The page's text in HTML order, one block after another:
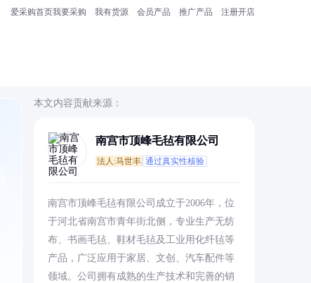
爱采购首页我要采购 我有货源 会员产品 推广产品 注册开店
本文内容贡献来源：
南宫市顶峰毛毡有限公司
法人:马世丰 通过真实性核验
南宫市顶峰毛毡有限公司成立于2006年，位
于河北省南宫市青年街北侧，专业生产无纺
布、书画毛毡、鞋材毛毡及工业用化纤毡等
产品，广泛应用于家居、文创、汽车配件等
领域。公司拥有成熟的生产技术和完善的销